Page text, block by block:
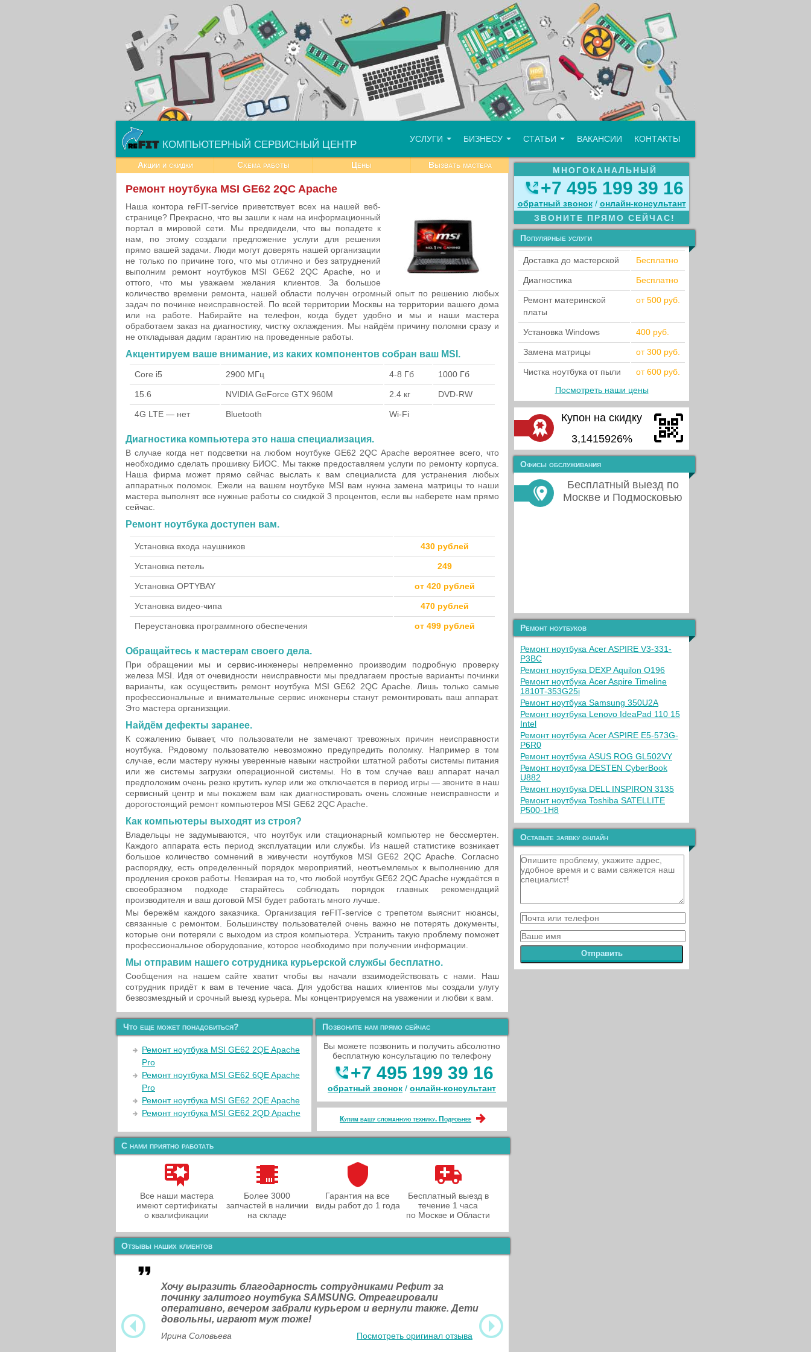
КОМПЬЮТЕРНЫЙ СЕРВИСНЫЙ ЦЕНТР УСЛУГИ БИЗНЕСУ СТАТЬИ ВАКАНСИИ КОНТАКТЫ
Акции и скидки Схема работы Цены Вызвать мастера
Ремонт ноутбука MSI GE62 2QC Apache
Наша контора reFIT-service приветствует всех на нашей веб-
странице? Прекрасно, что вы зашли к нам на информационный
портал в мировой сети. Мы предвидели, что вы попадете к
нам, по этому создали предложение услуги для решения
прямо вашей задачи. Люди могут доверять нашей организации
не только по причине того, что мы отлично и без затруднений
выполним ремонт ноутбуков MSI GE62 2QC Apache, но и
оттого, что мы уважаем желания клиентов. За большое
количество времени ремонта, нашей области получен огромный опыт по решению любых
задач по починке неисправностей. По всей территории Москвы на территории вашего дома
или на работе. Набирайте на телефон, когда будет удобно и мы и наши мастера
обработаем заказ на диагностику, чистку охлаждения. Мы найдём причину поломки сразу и
не откладывая дадим гарантию на проведенные работы.
Акцентируем ваше внимание, из каких компонентов собран ваш MSI.
Core i5 2900 МГц 4-8 Гб 1000 Гб
15.6 NVIDIA GeForce GTX 960M 2.4 кг DVD-RW
4G LTE — нет Bluetooth Wi-Fi
Диагностика компьютера это наша специализация.
В случае когда нет подсветки на любом ноутбуке GE62 2QC Apache вероятнее всего, что
необходимо сделать прошивку БИОС. Мы также предоставляем услуги по ремонту корпуса.
Наша фирма может прямо сейчас выслать к вам специалиста для устранения любых
аппаратных поломок. Ежели на вашем ноутбуке MSI вам нужна замена матрицы то наши
мастера выполнят все нужные работы со скидкой 3 процентов, если вы наберете нам прямо
сейчас.
Ремонт ноутбука доступен вам.
Установка входа наушников 430 рублей
Установка петель 249
Установка OPTYBAY от 420 рублей
Установка видео-чипа 470 рублей
Переустановка программного обеспечения от 499 рублей
Обращайтесь к мастерам своего дела.
При обращении мы и сервис-инженеры непременно производим подробную проверку
железа MSI. Идя от очевидности неисправности мы предлагаем простые варианты починки
варианты, как осуществить ремонт ноутбука MSI GE62 2QC Apache. Лишь только самые
профессиональные и внимательные сервис инженеры станут ремонтировать ваш аппарат.
Это мастера организации.
Найдём дефекты заранее.
К сожалению бывает, что пользователи не замечают тревожных причин неисправности
ноутбука. Рядовому пользователю невозможно предупредить поломку. Например в том
случае, если мастеру нужны уверенные навыки настройки штатной работы системы питания
или же системы загрузки операционной системы. Но в том случае ваш аппарат начал
предположим очень резко крутить кулер или же отключается в период игры — звоните в наш
сервисный центр и мы покажем вам как диагностировать очень сложные неисправности и
дорогостоящий ремонт компьютеров MSI GE62 2QC Apache.
Как компьютеры выходят из строя?
Владельцы не задумываются, что ноутбук или стационарный компьютер не бессмертен.
Каждого аппарата есть период эксплуатации или службы. Из нашей статистике возникает
большое количество сомнений в живучести ноутбуков MSI GE62 2QC Apache. Согласно
распорядку, есть определенный порядок мероприятий, неотъемлемых к выполнению для
продления сроков работы. Невзирая на то, что любой ноутбук GE62 2QC Apache нуждаётся в
своеобразном подходе старайтесь соблюдать порядок главных рекомендаций
производителя и ваш договой MSI будет работать много лучше.
Мы бережём каждого заказчика. Организация reFIT-service с трепетом выяснит нюансы,
связанные с ремонтом. Большинству пользователей очень важно не потерять документы,
которые они потеряли с выходом из строя компьютера. Устранить такую проблему поможет
профессиональное оборудование, которое необходимо при получении информации.
Мы отправим нашего сотрудника курьерской службы бесплатно.
Сообщения на нашем сайте хватит чтобы вы начали взаимодействовать с нами. Наш
сотрудник придёт к вам в течение часа. Для удобства наших клиентов мы создали улугу
безвозмездный и срочный выезд курьера. Мы концентрируемся на уважении и любви к вам.
Что еще может понадобиться?
Ремонт ноутбука MSI GE62 2QE Apache
Pro
Ремонт ноутбука MSI GE62 6QE Apache
Pro
Ремонт ноутбука MSI GE62 2QE Apache
Ремонт ноутбука MSI GE62 2QD Apache
Позвоните нам прямо сейчас
Вы можете позвонить и получить абсолютно
бесплатную консультацию по телефону
+7 495 199 39 16
обратный звонок / онлайн‑консультант
Купим вашу сломанную технику. Подробнее
С нами приятно работать
Все наши мастера
имеют сертификаты
о квалификации
Более 3000
запчастей в наличии
на складе
Гарантия на все
виды работ до 1 года
Бесплатный выезд в
течение 1 часа
по Москве и Области
Отзывы наших клиентов
Хочу выразить благодарность сотрудниками Рефит за
починку залитого ноутбука SAMSUNG. Отреагировали
оперативно, вечером забрали курьером и вернули также. Дети
довольны, играют муж тоже!
Ирина Соловьева Посмотреть оригинал отзыва
МНОГОКАНАЛЬНЫЙ
+7 495 199 39 16
обратный звонок / онлайн‑консультант
ЗВОНИТЕ ПРЯМО СЕЙЧАС!
Популярные услуги
Доставка до мастерской Бесплатно
Диагностика Бесплатно
Ремонт материнской
платы
от 500 руб.
Установка Windows 400 руб.
Замена матрицы от 300 руб.
Чистка ноутбука от пыли
от 600 руб.
Посмотреть наши цены
Купон на скидку
3,1415926%
Офисы обслуживания
Бесплатный выезд по
Москве и Подмосковью
Ремонт ноутбуков
Ремонт ноутбука Acer ASPIRE V3-331-
P3BC
Ремонт ноутбука DEXP Aquilon O196
Ремонт ноутбука Acer Aspire Timeline
1810T-353G25i
Ремонт ноутбука Samsung 350U2A
Ремонт ноутбука Lenovo IdeaPad 110 15
Intel
Ремонт ноутбука Acer ASPIRE E5-573G-
P6R0
Ремонт ноутбука ASUS ROG GL502VY
Ремонт ноутбука DESTEN CyberBook
U882
Ремонт ноутбука DELL INSPIRON 3135
Ремонт ноутбука Toshiba SATELLITE
P500-1H8
Оставьте заявку онлайн
Отправить